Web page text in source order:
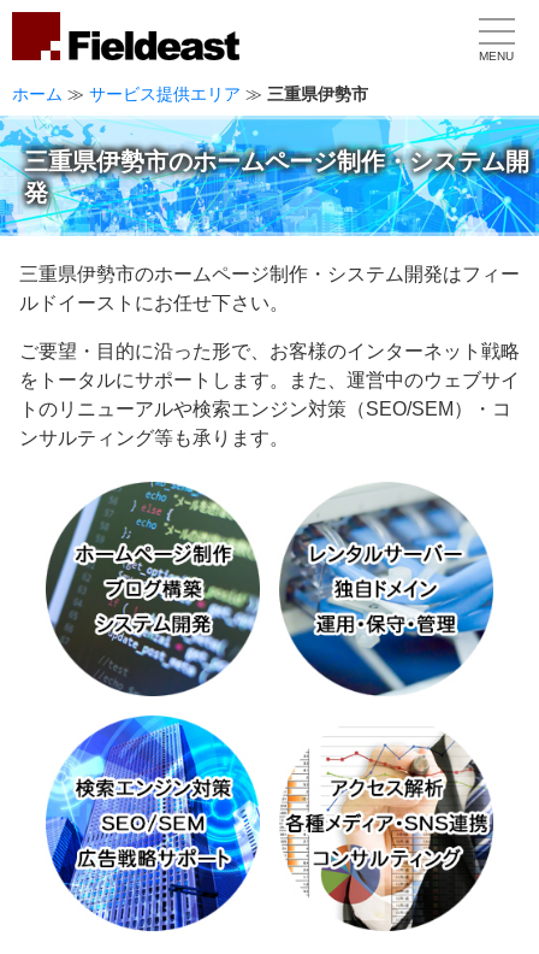
MENU
ホーム ≫ サービス提供エリア ≫ 三重県伊勢市
三重県伊勢市のホームページ制作・システム開
発
三重県伊勢市のホームページ制作・システム開発はフィー
ルドイーストにお任せ下さい。
ご要望・目的に沿った形で、お客様のインターネット戦略
をトータルにサポートします。また、運営中のウェブサイ
トのリニューアルや検索エンジン対策（SEO/SEM）・コ
ンサルティング等も承ります。